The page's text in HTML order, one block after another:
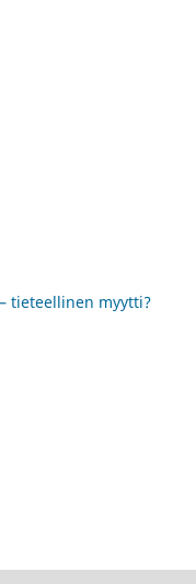
tieteellinen myytti?